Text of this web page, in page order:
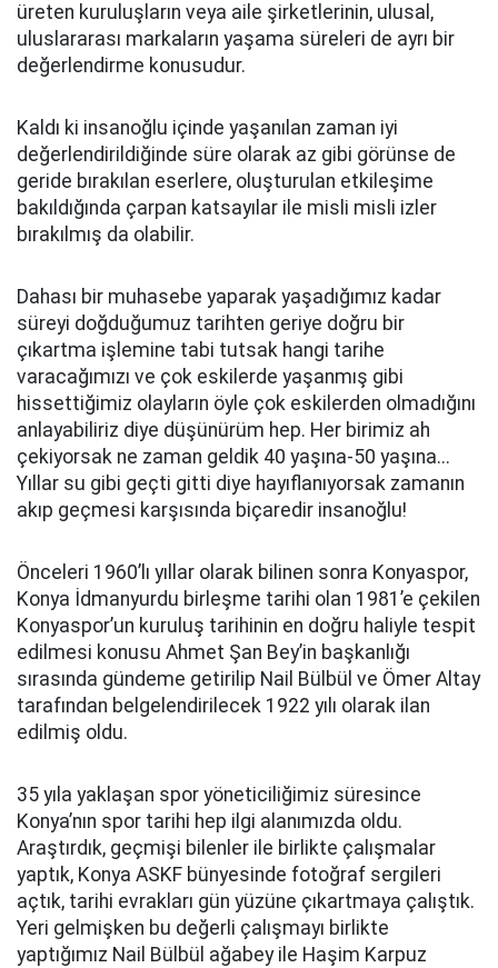
üreten kuruluşların veya aile şirketlerinin, ulusal,
uluslararası markaların yaşama süreleri de ayrı bir
değerlendirme konusudur.
Kaldı ki insanoğlu içinde yaşanılan zaman iyi
değerlendirildiğinde süre olarak az gibi görünse de
geride bırakılan eserlere, oluşturulan etkileşime
bakıldığında çarpan katsayılar ile misli misli izler
bırakılmış da olabilir.
Dahası bir muhasebe yaparak yaşadığımız kadar
süreyi doğduğumuz tarihten geriye doğru bir
çıkartma işlemine tabi tutsak hangi tarihe
varacağımızı ve çok eskilerde yaşanmış gibi
hissettiğimiz olayların öyle çok eskilerden olmadığını
anlayabiliriz diye düşünürüm hep. Her birimiz ah
çekiyorsak ne zaman geldik 40 yaşına-50 yaşına...
Yıllar su gibi geçti gitti diye hayıflanıyorsak zamanın
akıp geçmesi karşısında biçaredir insanoğlu!
Önceleri 1960’lı yıllar olarak bilinen sonra Konyaspor,
Konya İdmanyurdu birleşme tarihi olan 1981’e çekilen
Konyaspor’un kuruluş tarihinin en doğru haliyle tespit
edilmesi konusu Ahmet Şan Bey’in başkanlığı
sırasında gündeme getirilip Nail Bülbül ve Ömer Altay
tarafından belgelendirilecek 1922 yılı olarak ilan
edilmiş oldu.
35 yıla yaklaşan spor yöneticiliğimiz süresince
Konya’nın spor tarihi hep ilgi alanımızda oldu.
Araştırdık, geçmişi bilenler ile birlikte çalışmalar
yaptık, Konya ASKF bünyesinde fotoğraf sergileri
açtık, tarihi evrakları gün yüzüne çıkartmaya çalıştık.
Yeri gelmişken bu değerli çalışmayı birlikte
yaptığımız Nail Bülbül ağabey ile Haşim Karpuz